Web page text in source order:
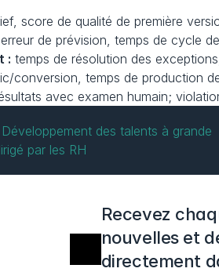
score de qualité de première
de prévision, temps de cycle
: temps de résolution des
conversion, temps de production
avec examen humain;
des talents à grande
par les RH
Recevez
nouvelles et
directement